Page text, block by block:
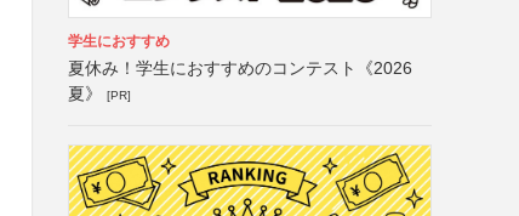
学生におすすめ
夏休み！学生におすすめのコンテスト《2026
夏》
[PR]